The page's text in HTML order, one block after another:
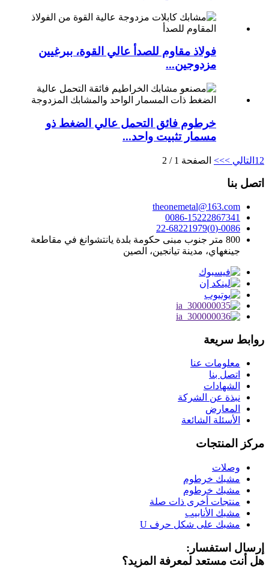
فولاذ مقاوم للصدأ عالي القوة، ببرغيين
مزدوجين...
خرطوم فائق التحمل عالي الضغط ذو
مسمار تثبيت واحد...
1 2 التالي >>> الصفحة 1 / 2
اتصل بنا
theonemetal@163.com
0086-15222867341
0086-(0)22-68221979
800 متر جنوب مبنى حكومة بلدة يانتشوانغ في مقاطعة
جينغهاي، مدينة تيانجين، الصين
روابط سريعة
معلومات عنا
اتصل بنا
الشهادات
نبذة عن الشركة
المعارض
الأسئلة الشائعة
مركز المنتجات
وصلات
مشبك خرطوم
مشبك خرطوم
منتجات أخرى ذات صلة
مشبك الأنابيب
مشبك على شكل حرف U
إرسال استفسار:
هل أنت مستعد لمعرفة المزيد؟